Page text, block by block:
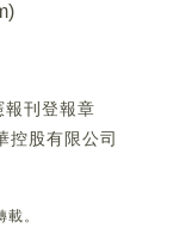
)
報刊登報章
股有限公司
。